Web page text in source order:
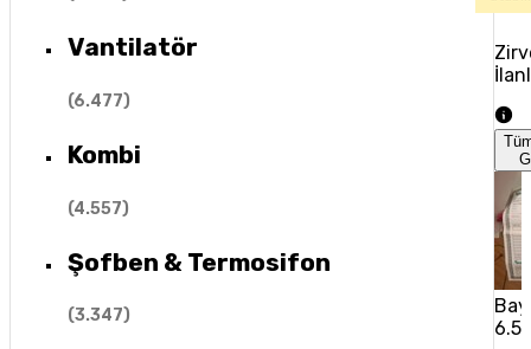
Vantilatör
(6.477)
Kombi
(4.557)
Şofben & Termosifon
(3.347)